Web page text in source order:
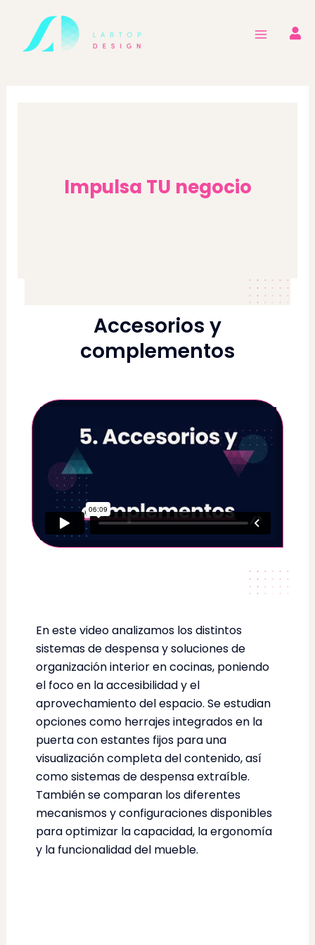
contenido
Impulsa TU negocio
Accesorios y
complementos
En este video analizamos los distintos
sistemas de despensa y soluciones de
organización interior en cocinas, poniendo
el foco en la accesibilidad y el
aprovechamiento del espacio. Se estudian
opciones como herrajes integrados en la
puerta con estantes fijos para una
visualización completa del contenido, así
como sistemas de despensa extraíble.
También se comparan los diferentes
mecanismos y configuraciones disponibles
para optimizar la capacidad, la ergonomía
y la funcionalidad del mueble.